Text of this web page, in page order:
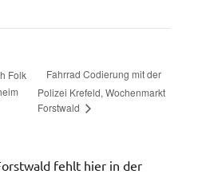
Folk
Fahrrad Codierung mit der
Polizei Krefeld, Wochenmarkt
Forstwald
fehlt hier in der